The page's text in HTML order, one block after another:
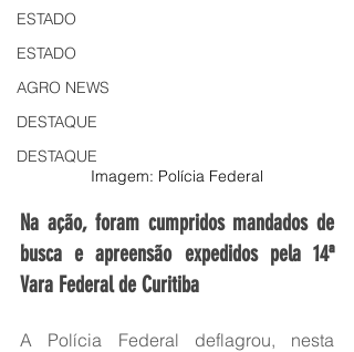
ESTADO
ESTADO
AGRO NEWS
DESTAQUE
DESTAQUE
Imagem: Polícia Federal
Na ação, foram cumpridos mandados de
busca e apreensão expedidos pela 14ª
Vara Federal de Curitiba
A Polícia Federal deflagrou, nesta